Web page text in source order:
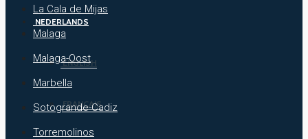
NEDERLANDS
ENGLISH
FRANÇAIS
La Cala de Mijas
Malaga
Malaga-Oost
Marbella
Sotogrande-Cadiz
Torremolinos